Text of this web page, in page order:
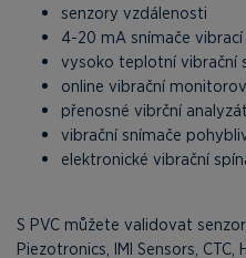
senzory vzdálenosti
4-20 mA snímače vibrací
vysoko teplotní vibrační
online vibrační
přenosné vibrční
vibrační snímače
elektronické vibrační
S PVC můžete validovat
Piezotronics, IMI Sensors,